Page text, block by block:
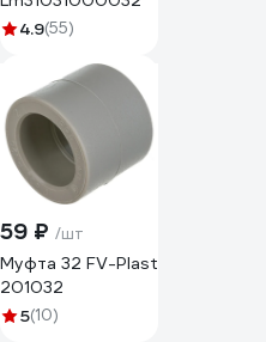
4.9(55)
59 ₽ /шт
Муфта 32 FV-Plast
201032
5(10)